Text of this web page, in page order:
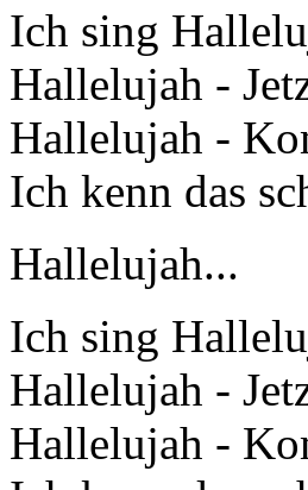
Ich sing
Hallelujah -
Hallelujah -
Ich kenn das
Hallelujah...
Ich sing
Hallelujah -
Hallelujah -